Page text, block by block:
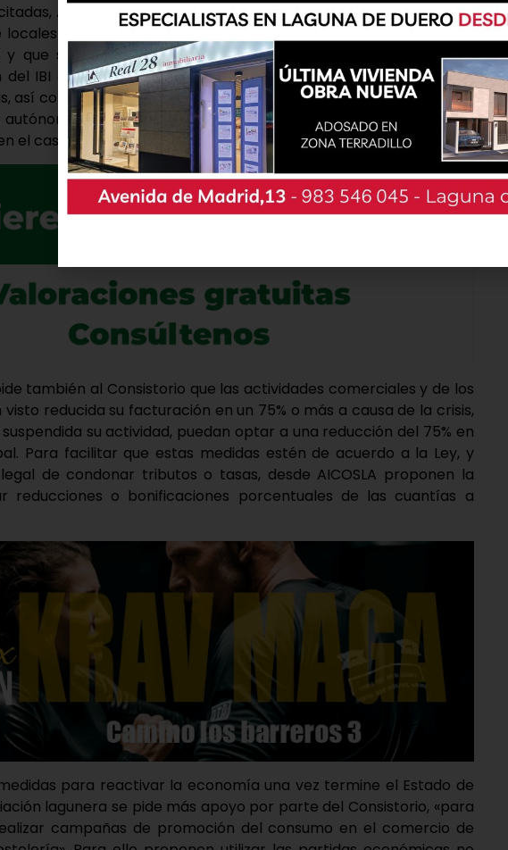
AICOSLA pide exenciones tributarias, como por ejemplo «la
locales y oficinas, en el presente año, a las empresas que tienen
y que se han visto obligadas a cerrar». En esta línea también
del IBI a los arrendadores de locales a las empresas que hayan
así como la exención del impuesto de vehículos de tipo industrial
o de las tasas de basuras y suministro de agua, así
el caso de los establecimientos hosteleros.
también al Consistorio que las actividades comerciales y de los
reducida su facturación en un 75% o más a causa de la crisis,
su actividad, puedan optar a una reducción del 75% en
Para facilitar que estas medidas estén de acuerdo a la Ley, y
de condonar tributos o tasas, desde AICOSLA proponen la
reducciones o bonificaciones porcentuales de las cuantías a
para reactivar la economía una vez termine el Estado de
lagunera se pide más apoyo por parte del Consistorio, «para
campañas de promoción del consumo en el comercio de